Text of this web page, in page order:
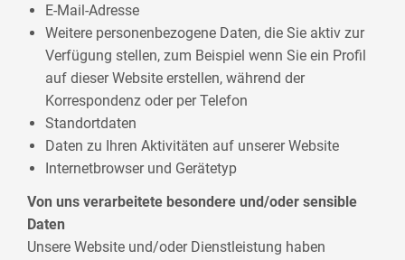
E-Mail-Adresse
Weitere personenbezogene Daten, die Sie aktiv zur
Verfügung stellen, zum Beispiel wenn Sie ein Profil
auf dieser Website erstellen, während der
Korrespondenz oder per Telefon
Standortdaten
Daten zu Ihren Aktivitäten auf unserer Website
Internetbrowser und Gerätetyp
Von uns verarbeitete besondere und/oder sensible
Daten
Unsere Website und/oder Dienstleistung haben